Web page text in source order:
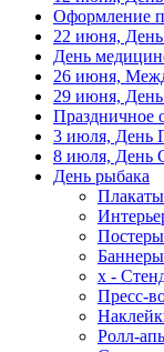
культурного наследия
1 мая, праздник
6 мая, День герба и
Москвы
9 мая, День Победы
24 мая, День
письменности и
28 мая, День
1 июня, День защиты
8 июня, День
12 июня, День России
Оформление
22 июня, День
День
26 июня,
29 июня,
Праздничное
3 июля,
8 июля, День
День рыбака
Плакаты
х -
Пресс-
Ролл-